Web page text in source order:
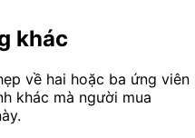
khác
về hai hoặc ba ứng viên
khác mà người mua